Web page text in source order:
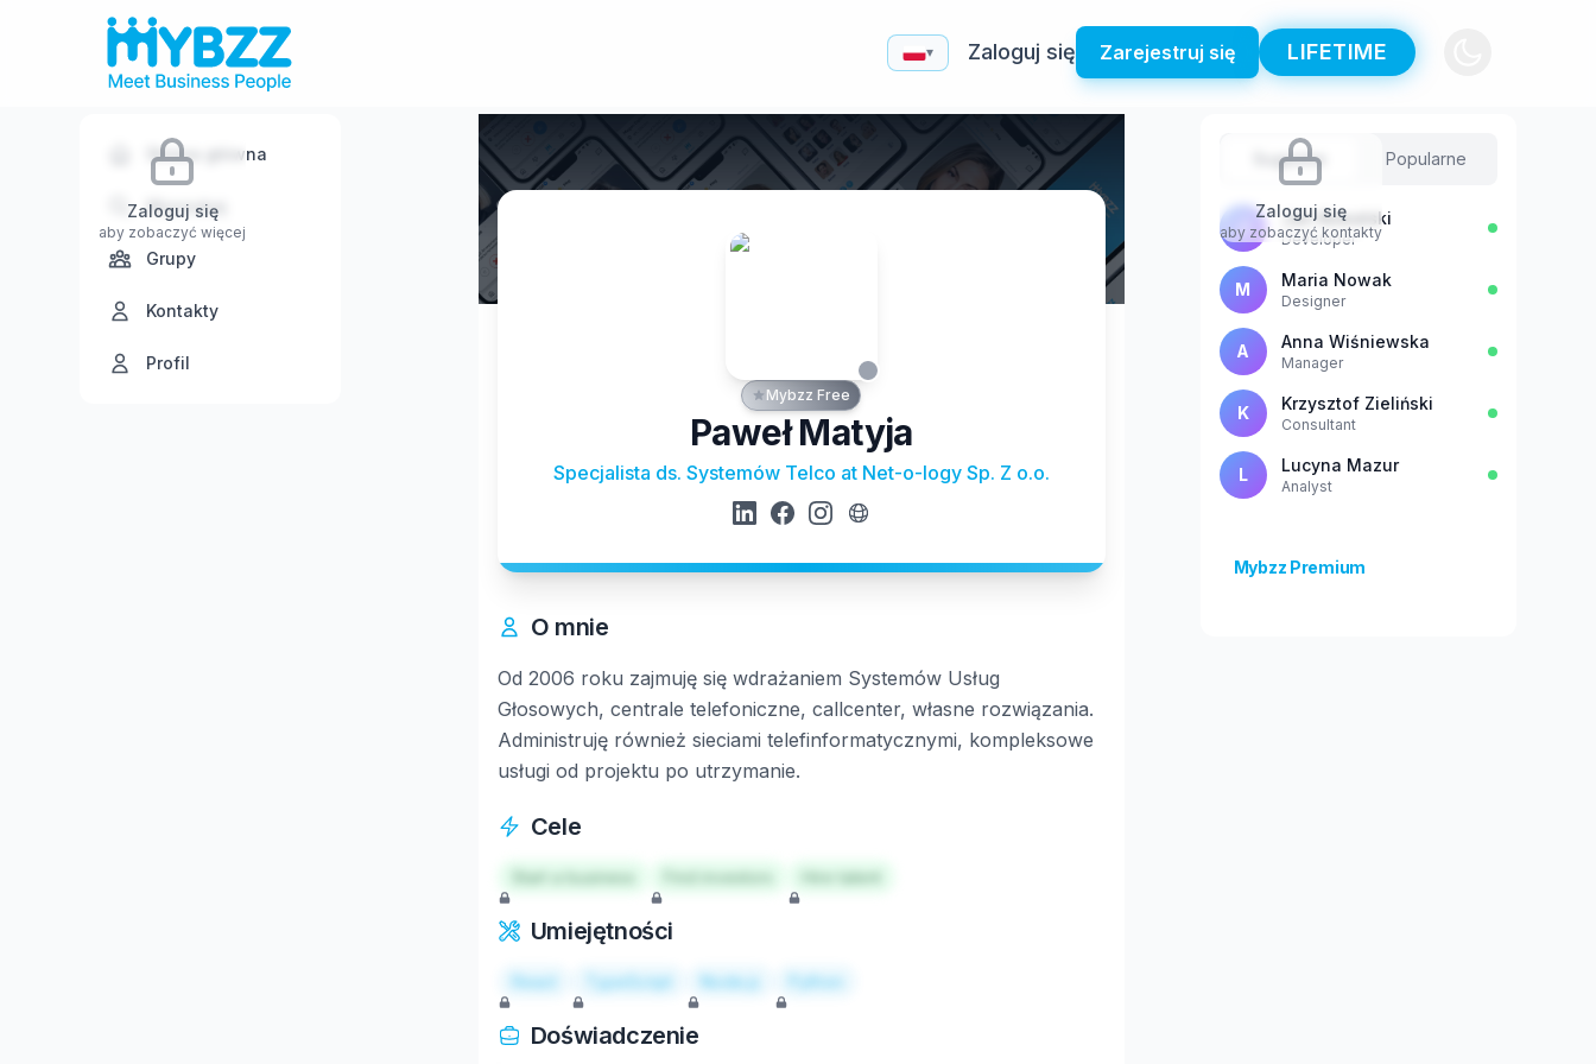
▾ Zaloguj się Zarejestruj się LIFETIME
Zaloguj się
aby zobaczyć więcej
Strona główna
Wyszukaj
Grupy
Kontakty
Profil
Mybzz Free
Paweł Matyja
Specjalista ds. Systemów Telco at Net-o-logy Sp. Z o.o.
O mnie
Od 2006 roku zajmuję się wdrażaniem Systemów Usług
Głosowych, centrale telefoniczne, callcenter, własne rozwiązania.
Administruję również sieciami telefinformatycznymi, kompleksowe
usługi od projektu po utrzymanie.
Cele
Start a business Hire talent
Umiejętności
React TypeScript Node.js Python
Doświadczenie
Zaloguj się
aby zobaczyć kontakty
Sugestie Popularne
J Jan Kowalski
Developer
M Maria Nowak
Designer
A Anna Wiśniewska
Manager
K Krzysztof Zieliński
Consultant
L Lucyna Mazur
Analyst
Mybzz Premium